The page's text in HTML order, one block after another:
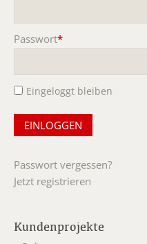
Passwort*
Eingeloggt bleiben
Passwort vergessen?
Jetzt registrieren
Kundenprojekte